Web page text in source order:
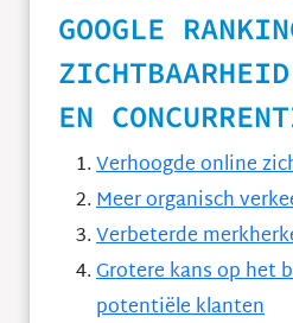
GOOGLE
EN
Verhoogde online
Meer organisch
Verbeterde
Grotere kans op het
potentiële klanten